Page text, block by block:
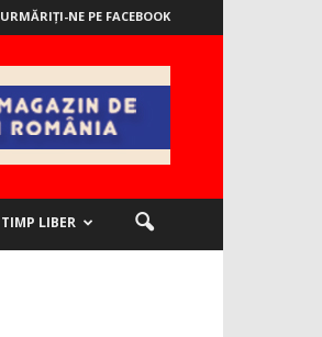
URMĂRIȚI-NE PE FACEBOOK
TIMP LIBER